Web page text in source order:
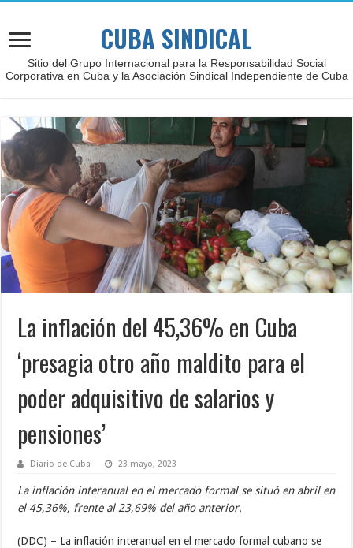
CUBA SINDICAL
Sitio del Grupo Internacional para la Responsabilidad Social
Corporativa en Cuba y la Asociación Sindical Independiente de Cuba
La inflación del 45,36% en Cuba
‘presagia otro año maldito para el
poder adquisitivo de salarios y
pensiones’
Diario de Cuba 23 mayo, 2023
La inflación interanual en el mercado formal se situó en abril en
el 45,36%, frente al 23,69% del año anterior.
(DDC) – La inflación interanual en el mercado formal cubano se